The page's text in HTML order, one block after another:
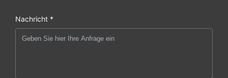
Nachricht *